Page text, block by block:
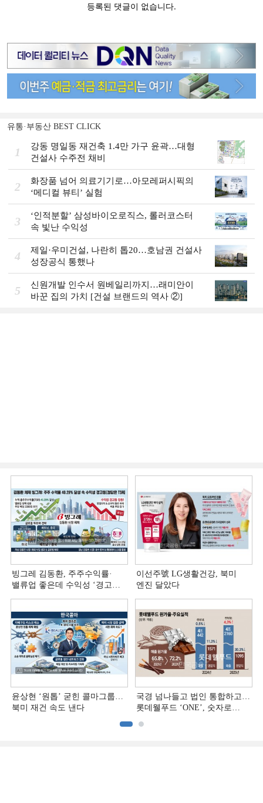
유통·부동산 BEST CLICK
1
강동 명일동 재건축 1.4만 가구 윤곽…대형
건설사 수주전 채비
2
화장품 넘어 의료기기로…아모레퍼시픽의
‘메디컬 뷰티’ 실험
3
‘인적분할’ 삼성바이오로직스, 롤러코스터
속 빛난 수익성
4
제일·우미건설, 나란히 톱20…호남권 건설사
성장공식 통했나
5
신원개발 인수서 원베일리까지…래미안이
바꾼 집의 가치 [건설 브랜드의 역사 ②]
빙그레 김동환, 주주수익률·
밸류업 좋은데 수익성 ‘경고등ʼ
이선주號 LG생활건강, 북미
엔진 달았다
윤상현 ‘원톱ʼ 굳힌 콜마그룹…
북미 재건 속도 낸다
국경 넘나들고 법인 통합하고…
롯데웰푸드 ‘ONE’, 숫자로